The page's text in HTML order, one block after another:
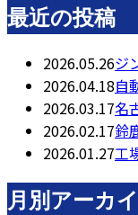
最近の投稿
2026.05.26ジ
2026.04.18自
2026.03.17名
2026.02.17鈴
2026.01.27工
月別アーカ